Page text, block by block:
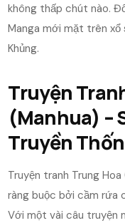
không thấp chút nào.
Manga mới mặt trên xổ
Khủng.
Truyện
(Manhua) –
Truyền
Truyện tranh Trung
ràng buộc bởi cầm
Với một vài câu truyện